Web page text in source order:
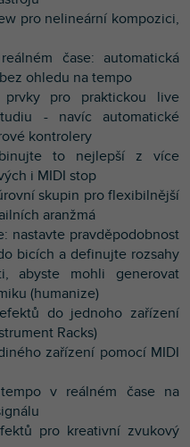
pro nelineární kompozici,
čase: automatická
ohledu na tempo
prvky pro praktickou live
- navíc automatické
kontrolery
to nejlepší z více
i MIDI stop
skupin pro flexibilnější
aranžmá
nastavte pravděpodobnost
bicích a definujte rozsahy
abyste mohli generovat
(humanize)
do jednoho zařízení
Racks)
zařízení pomocí MIDI
v reálném čase na
pro kreativní zvukový